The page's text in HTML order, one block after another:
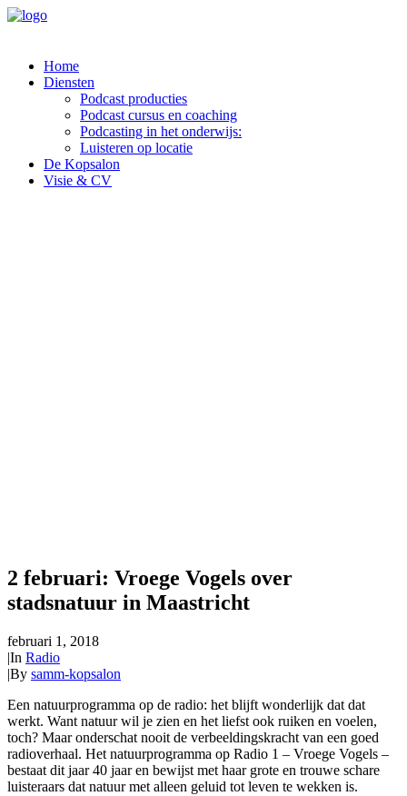
Home
Diensten
Podcast producties
Podcast cursus en coaching
Podcasting in het onderwijs:
Luisteren op locatie
De Kopsalon
Visie & CV
2 februari: Vroege Vogels over
stadsnatuur in Maastricht
februari 1, 2018
|In Radio
|By samm-kopsalon
Een natuurprogramma op de radio: het blijft wonderlijk dat dat
werkt. Want natuur wil je zien en het liefst ook ruiken en voelen,
toch? Maar onderschat nooit de verbeeldingskracht van een goed
radioverhaal. Het natuurprogramma op Radio 1 – Vroege Vogels –
bestaat dit jaar 40 jaar en bewijst met haar grote en trouwe schare
luisteraars dat natuur met alleen geluid tot leven te wekken is.